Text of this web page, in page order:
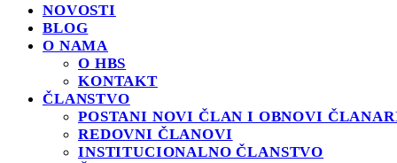
NOVOSTI
BLOG
O NAMA
O HBS
KONTAKT
ČLANSTVO
POSTANI NOVI ČLAN I OBNOVI
REDOVNI ČLANOVI
INSTITUCIONALNO ČLANSTVO